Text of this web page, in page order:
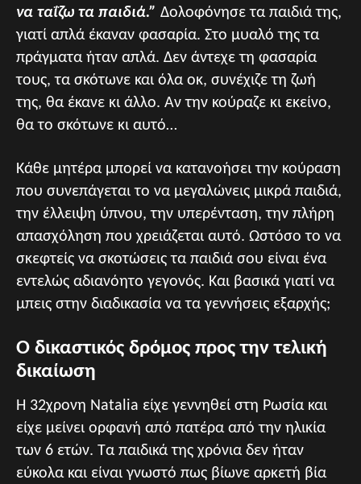
να ταΐζω τα παιδιά.” Δολοφόνησε τα παιδιά της,
γιατί απλά έκαναν φασαρία. Στο μυαλό της τα
πράγματα ήταν απλά. Δεν άντεχε τη φασαρία
τους, τα σκότωνε και όλα οκ, συνέχιζε τη ζωή
της, θα έκανε κι άλλο. Αν την κούραζε κι εκείνο,
θα το σκότωνε κι αυτό…
Κάθε μητέρα μπορεί να κατανοήσει την κούραση
που συνεπάγεται το να μεγαλώνεις μικρά παιδιά,
την έλλειψη ύπνου, την υπερένταση, την πλήρη
απασχόληση που χρειάζεται αυτό. Ωστόσο το να
σκεφτείς να σκοτώσεις τα παιδιά σου είναι ένα
εντελώς αδιανόητο γεγονός. Και βασικά γιατί να
μπεις στην διαδικασία να τα γεννήσεις εξαρχής;
Ο δικαστικός δρόμος προς την τελική
δικαίωση
Η 32χρονη Natalia είχε γεννηθεί στη Ρωσία και
είχε μείνει ορφανή από πατέρα από την ηλικία
των 6 ετών. Τα παιδικά της χρόνια δεν ήταν
εύκολα και είναι γνωστό πως βίωνε αρκετή βία